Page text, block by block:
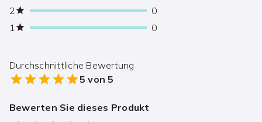
2
0
1
0
Durchschnittliche Bewertung
5 von 5
Bewerten Sie dieses Produkt